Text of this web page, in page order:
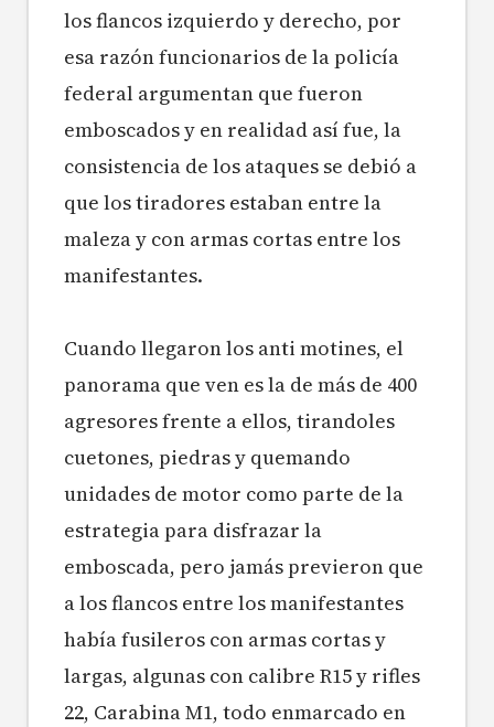
los flancos izquierdo y derecho, por
esa razón funcionarios de la policía
federal argumentan que fueron
emboscados y en realidad así fue, la
consistencia de los ataques se debió a
que los tiradores estaban entre la
maleza y con armas cortas entre los
manifestantes.
Cuando llegaron los anti motines, el
panorama que ven es la de más de 400
agresores frente a ellos, tirandoles
cuetones, piedras y quemando
unidades de motor como parte de la
estrategia para disfrazar la
emboscada, pero jamás previeron que
a los flancos entre los manifestantes
había fusileros con armas cortas y
largas, algunas con calibre R15 y rifles
22, Carabina M1, todo enmarcado en